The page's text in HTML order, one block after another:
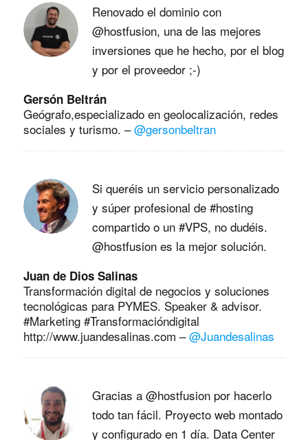
Renovado el dominio con
@hostfusion, una de las mejores
inversiones que he hecho, por el blog
y por el proveedor ;-)
Gersón Beltrán
Geógrafo,especializado en geolocalización, redes
sociales y turismo. – @gersonbeltran
Si queréis un servicio personalizado
y súper profesional de #hosting
compartido o un #VPS, no dudéis.
@hostfusion es la mejor solución.
Juan de Dios Salinas
Transformación digital de negocios y soluciones
tecnológicas para PYMES. Speaker & advisor.
#Marketing #Transformacióndigital
http://www.juandesalinas.com – @Juandesalinas
Gracias a @hostfusion por hacerlo
todo tan fácil. Proyecto web montado
y configurado en 1 día. Data Center